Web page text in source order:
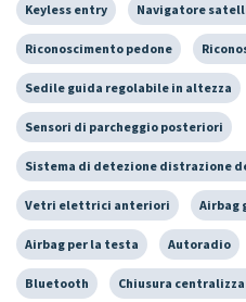
Keyless entry Navigatore
Riconoscimento pedone
Sedile guida regolabile in altezza
Sensori di parcheggio posteriori
Sistema di detezione distrazione
Vetri elettrici anteriori Airbag
Airbag per la testa Autoradio
Bluetooth Chiusura